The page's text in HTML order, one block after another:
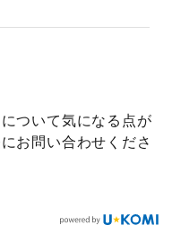
ついて気になる点が
お問い合わせくださ